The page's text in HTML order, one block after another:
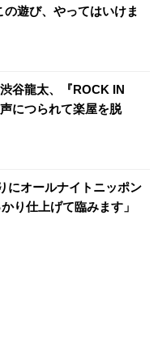
遊び、やってはいけま
谷龍太、『ROCK IN
につられて楽屋を脱
にオールナイトニッポン
り仕上げて臨みます」